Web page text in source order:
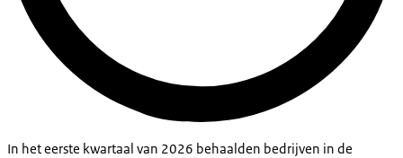
In het eerste kwartaal van 2026 behaalden bedrijven in de